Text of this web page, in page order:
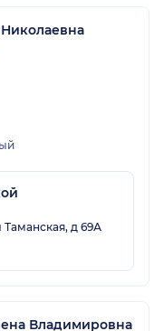
д 69А
Владимировна